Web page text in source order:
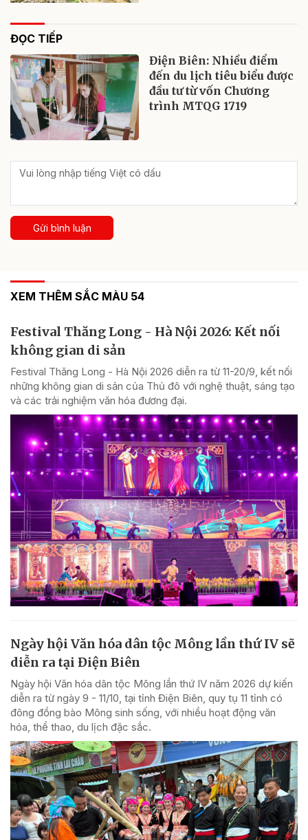
ĐỌC TIẾP
Điện Biên: Nhiều điểm
đến du lịch tiêu biểu được
đầu tư từ vốn Chương
trình MTQG 1719
Gửi bình luận
XEM THÊM SẮC MÀU 54
Festival Thăng Long - Hà Nội 2026: Kết nối
không gian di sản
Festival Thăng Long - Hà Nội 2026 diễn ra từ 11-20/9, kết nối
những không gian di sản của Thủ đô với nghệ thuật, sáng tạo
và các trải nghiệm văn hóa đương đại.
Ngày hội Văn hóa dân tộc Mông lần thứ IV sẽ
diễn ra tại Điện Biên
Ngày hội Văn hóa dân tộc Mông lần thứ IV năm 2026 dự kiến
diễn ra từ ngày 9 - 11/10, tại tỉnh Điện Biên, quy tụ 11 tỉnh có
đông đồng bào Mông sinh sống, với nhiều hoạt động văn
hóa, thể thao, du lịch đặc sắc.